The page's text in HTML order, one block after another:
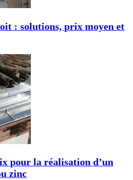
: solutions, prix moyen et
pour la réalisation d’un
zinc